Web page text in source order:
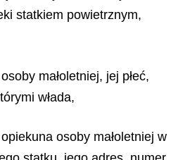
statkiem powietrznym,
małoletniej, jej płeć,
włada,
osoby małoletniej w